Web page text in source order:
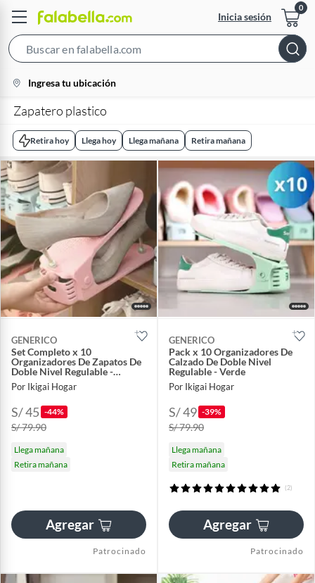
Inicia sesión
Bar
location-
icon
Ingresa tu ubicación
Zapatero plastico
Retira hoy Llega hoy Llega mañana Retira mañana
GENERICO
Set Completo x 10
Organizadores De Zapatos De
Doble Nivel Regulable -
Rosado
Por Ikigai Hogar
S/ 45 -44%
S/ 79.90
Llega mañana
Retira mañana
Agregar
Patrocinado
GENERICO
Pack x 10 Organizadores De
Calzado De Doble Nivel
Regulable - Verde
Por Ikigai Hogar
S/ 49 -39%
S/ 79.90
Llega mañana
Retira mañana
(2)
Agregar
Patrocinado